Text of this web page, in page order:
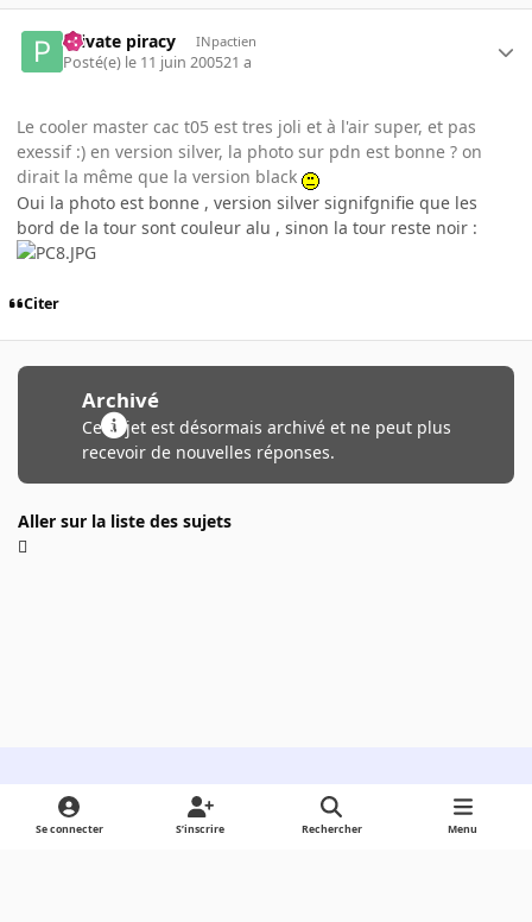
Private piracy INpactien
Posté(e) le 11 juin 200521 a
Le cooler master cac t05 est tres joli et à l'air super, et pas
exessif :) en version silver, la photo sur pdn est bonne ? on
dirait la même que la version black
Oui la photo est bonne , version silver signifgnifie que les
bord de la tour sont couleur alu , sinon la tour reste noir :
Citer
Archivé
Ce sujet est désormais archivé et ne peut plus
recevoir de nouvelles réponses.
Aller sur la liste des sujets
Light ModeDark ModeSystem Preference
Se connecter S’inscrire Rechercher Menu